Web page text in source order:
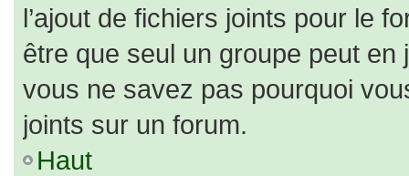
l’ajout de fichiers joints pour le
être que seul un groupe peut en
vous ne savez pas pourquoi
joints sur un forum.
Haut